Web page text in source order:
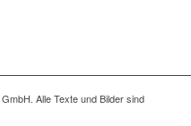
Alle Texte und Bilder sind